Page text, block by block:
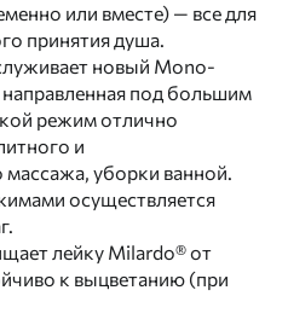
или вместе) — все для
принятия душа.
новый Mono-
под большим
режим отлично
и
массажа, уборки ванной.
осуществляется
лейку Milardo® от
к выцветанию (при